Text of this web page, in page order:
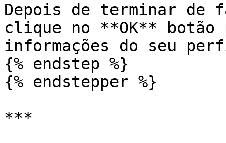
Depois de terminar de
clique no **OK** botão
informações do seu
{% endstep %}
{% endstepper %}
***